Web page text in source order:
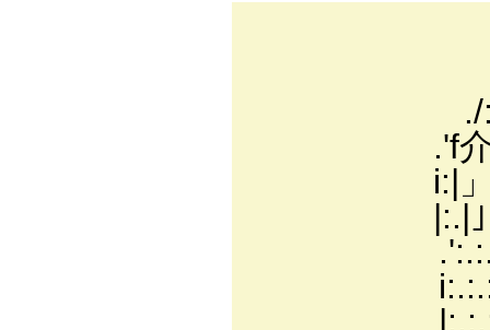
./:.:.:.:.:./
.'f介
i:|」」
|:.|」
i:.:.:.:./